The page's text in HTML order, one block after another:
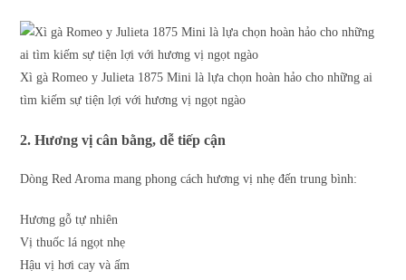
Xì gà Romeo y Julieta 1875 Mini là lựa chọn hoàn hảo cho những ai
tìm kiếm sự tiện lợi với hương vị ngọt ngào
2. Hương vị cân bằng, dễ tiếp cận
Dòng Red Aroma mang phong cách hương vị nhẹ đến trung bình:
Hương gỗ tự nhiên
Vị thuốc lá ngọt nhẹ
Hậu vị hơi cay và ấm